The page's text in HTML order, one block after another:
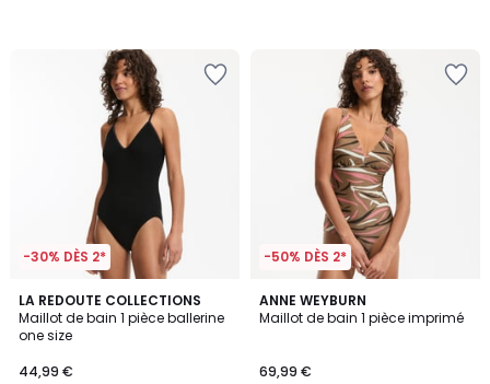
-30% DÈS 2*
LA REDOUTE COLLECTIONS
Maillot de bain 1 pièce ballerine
one size
44,99 €
1
/
5
-50% DÈS 2*
ANNE WEYBURN
Maillot de bain 1 pièce imprimé
69,99 €